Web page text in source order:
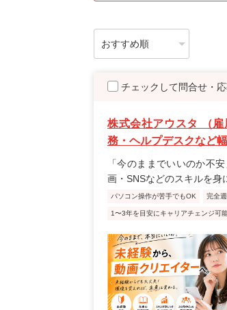
チェックして問合せ・
株式会社アウスタ （
務・ヘルプデスクなど
「今のままでいいのか不
画・SNSなどのスキルを身
パソコン操作が苦手でもOK 完全
1〜3年を目安にキャリアチェンジ可